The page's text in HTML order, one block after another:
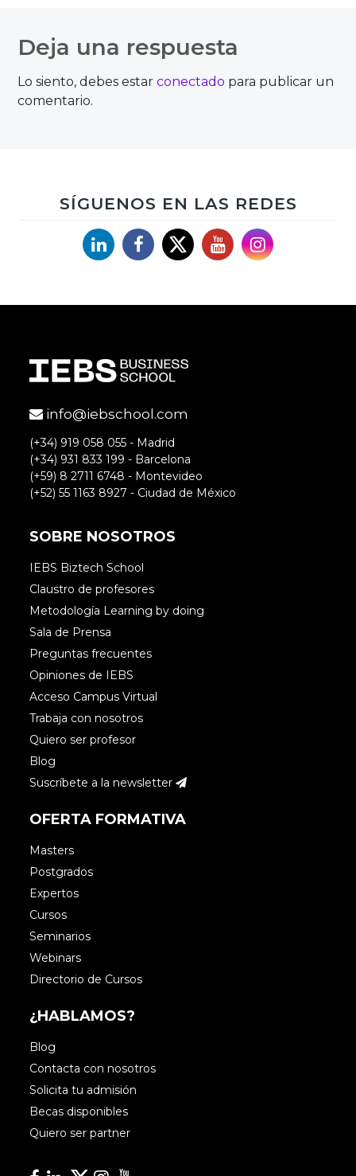
de
entradas
Deja una respuesta
Lo siento, debes estarconectado para publicar un
comentario.
SÍGUENOS EN LAS REDES
LinkedinFacebook
X YouTubeInstagram
info@iebschool.com
(+34) 919 058 055 - Madrid
(+34) 931 833 199 - Barcelona
(+59) 8 2711 6748 - Montevideo
(+52) 55 1163 8927 - Ciudad de México
SOBRE NOSOTROS
IEBS Biztech School
Claustro de profesores
Metodología Learning by doing
Sala de Prensa
Preguntas frecuentes
Opiniones de IEBS
Acceso Campus Virtual
Trabaja con nosotros
Quiero ser profesor
Blog
Suscríbete a la newsletter
OFERTA FORMATIVA
Masters
Postgrados
Expertos
Cursos
Seminarios
Webinars
Directorio de Cursos
¿HABLAMOS?
Blog
Contacta con nosotros
Solicita tu admisión
Becas disponibles
Quiero ser partner